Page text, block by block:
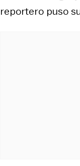
reportero puso